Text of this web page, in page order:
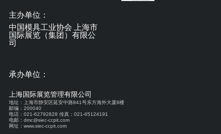
主办单位：
中国模具工业协会 上海市
国际展览（集团）有限公
司
承办单位：
上海国际展览管理有限公司
地址：上海市静安区延安中路841号东方海外大厦8楼
邮编：200040
电话：021-62792828 传真：021-65124191
电邮：dmc@siec-ccpit.com
网址：www.siec-ccpit.com